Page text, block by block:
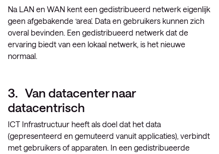
Na LAN en WAN kent een gedistribueerd netwerk eigenlijk
geen afgebakende ‘area’. Data en gebruikers kunnen zich
overal bevinden. Een gedistribueerd netwerk dat de
ervaring biedt van een lokaal netwerk, is het nieuwe
normaal.
3. Van datacenter naar
datacentrisch
ICT Infrastructuur heeft als doel dat het data
(gepresenteerd en gemuteerd vanuit applicaties), verbindt
met gebruikers of apparaten. In een gedistribueerde